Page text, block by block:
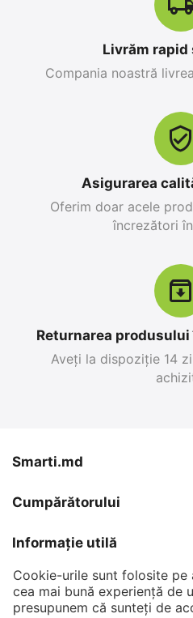
Apple iPhone 17 Pro
MDL
MDL -12%
în stoc
26 999MDL
30 799 MDL -12%
Livrăm
Compania noastră
Asigurarea
Oferim doar acele
încrezători
Returnarea
Aveți la dispoziție 14
Smarti.md
Cumpărătorului
Informație utilă
Contul meu
Cookie-urile sunt folosite
cea mai bună experiență de
presupunem că sunteți de